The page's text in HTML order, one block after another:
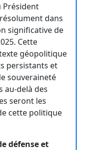
Président
dans
significative de
Cette
géopolitique
persistants et
souveraineté
au-delà des
seront les
cette politique
défense et